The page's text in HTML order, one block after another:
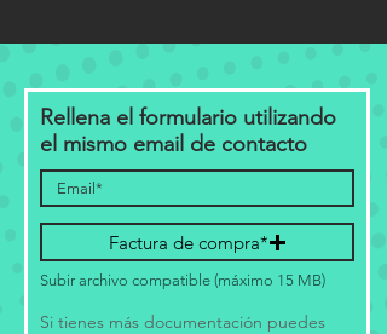
Rellena el formulario utilizando
el mismo email de contacto
Factura de compra*
Subir archivo compatible (máximo 15 MB)
Si tienes más documentación puedes